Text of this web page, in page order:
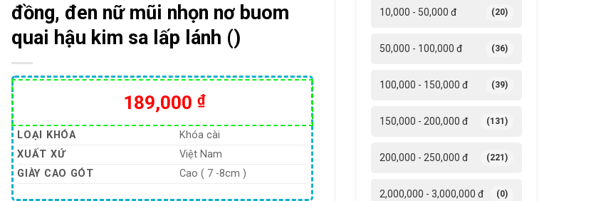
10,000 - 50,000 đ (20)
50,000 - 100,000 đ (36)
100,000 - 150,000 đ (39)
150,000 - 200,000 đ (131)
200,000 - 250,000 đ (221)
2,000,000 - 3,000,000 đ (0)
đồng, đen nữ mũi nhọn nơ buom
quai hậu kim sa lấp lánh ()
189,000 ₫
LOẠI KHÓA
Khóa cài
XUẤT XỨ
Việt Nam
GIÀY CAO GÓT
Cao ( 7 -8cm )